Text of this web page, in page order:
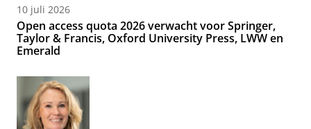
10 juli 2026
Open access quota 2026 verwacht voor Springer,
Taylor & Francis, Oxford University Press, LWW en
Emerald